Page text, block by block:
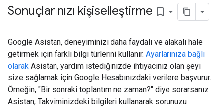
Sonuçlarınızı kişiselleştirme bookmark_border
Google Asistan, deneyiminizi daha faydalı ve alakalı hale
getirmek için farklı bilgi türlerini kullanır. Ayarlarınıza bağlı
olarak Asistan, yardım istediğinizde ihtiyacınız olan şeyi
size sağlamak için Google Hesabınızdaki verilere başvurur.
Örneğin, "Bir sonraki toplantım ne zaman?" diye sorarsanız
Asistan, Takviminizdeki bilgileri kullanarak sorunuzu